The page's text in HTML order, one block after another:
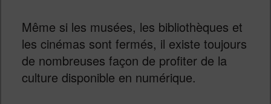
Même si les musées, les bibliothèques et
les cinémas sont fermés, il existe toujours
de nombreuses façon de profiter de la
culture disponible en numérique.